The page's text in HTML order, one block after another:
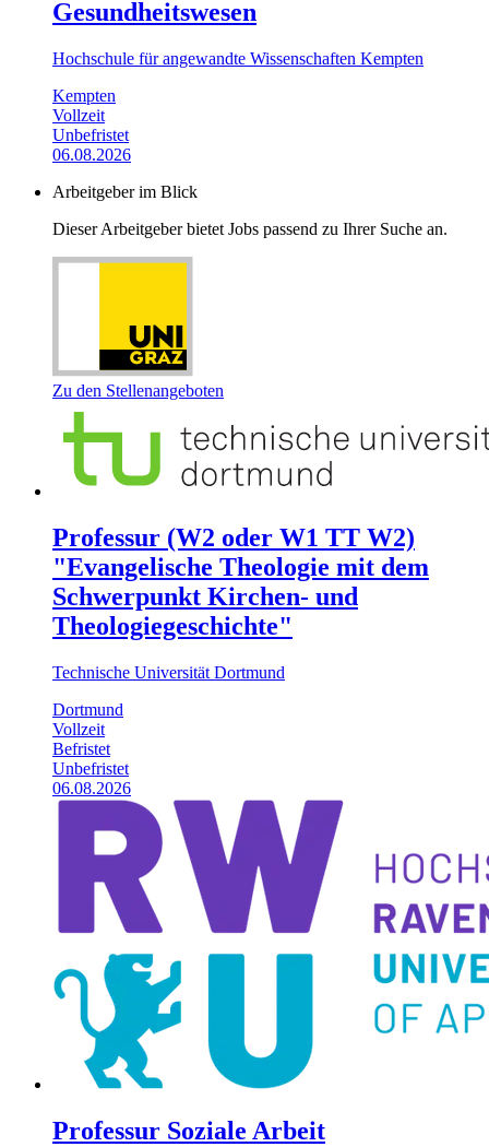
Gesundheitswesen
Hochschule für angewandte Wissenschaften Kempten
Kempten
Vollzeit
Unbefristet
06.08.2026
Arbeitgeber im Blick
Dieser Arbeitgeber bietet Jobs passend zu Ihrer Suche an.
Zu den Stellenangeboten
Professur (W2 oder W1 TT W2)
"Evangelische Theologie mit dem
Schwerpunkt Kirchen- und
Theologiegeschichte"
Technische Universität Dortmund
Dortmund
Vollzeit
Befristet
Unbefristet
06.08.2026
Professur Soziale Arbeit